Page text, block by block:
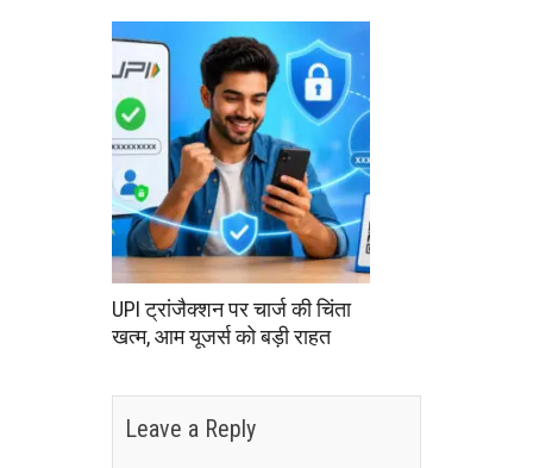
UPI ट्रांजैक्शन पर चार्ज की चिंता
खत्म, आम यूजर्स को बड़ी राहत
Leave a Reply